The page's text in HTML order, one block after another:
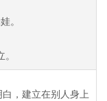
。
，建立在别人身上